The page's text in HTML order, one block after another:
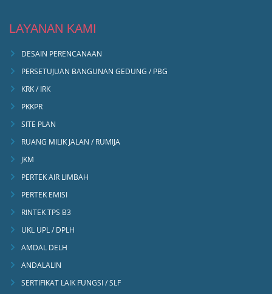
LAYANAN KAMI
DESAIN PERENCANAAN
PERSETUJUAN BANGUNAN GEDUNG / PBG
KRK / IRK
PKKPR
SITE PLAN
RUANG MILIK JALAN / RUMIJA
JKM
PERTEK AIR LIMBAH
PERTEK EMISI
RINTEK TPS B3
UKL UPL / DPLH
AMDAL DELH
ANDALALIN
SERTIFIKAT LAIK FUNGSI / SLF